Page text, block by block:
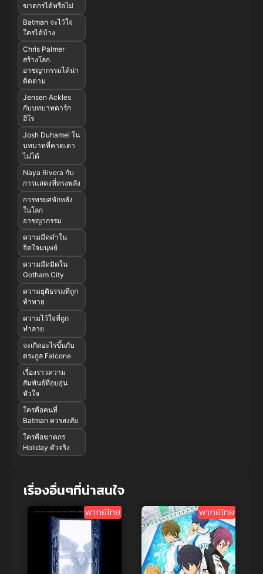
ฆาตกรได้หรือไม่
Batman จะไว้ใจ
ใครได้บ้าง
Chris Palmer
สร้างโลก
อาชญากรรมได้น่า
ติดตาม
Jensen Ackles
กับบทบาทดาร์ก
ฮีโร่
Josh Duhamel ใน
บทบาทที่คาดเดา
ไม่ได้
Naya Rivera กับ
การแสดงที่ทรงพลัง
การทรยศหักหลัง
ในโลก
อาชญากรรม
ความมืดดำใน
จิตใจมนุษย์
ความมืดมิดใน
Gotham City
ความยุติธรรมที่ถูก
ท้าทาย
ความไว้ใจที่ถูก
ทำลาย
จะเกิดอะไรขึ้นกับ
ตระกูล Falcone
เรื่องราวความ
สัมพันธ์ที่อบอุ่น
หัวใจ
ใครคือคนที่
Batman ควรสงสัย
ใครคือฆาตกร
Holiday ตัวจริง
เรื่องอื่นๆที่น่าสนใจ
พากย์ไทย พากย์ไทย